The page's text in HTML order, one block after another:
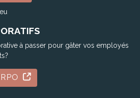
à passer pour gâter vos employés